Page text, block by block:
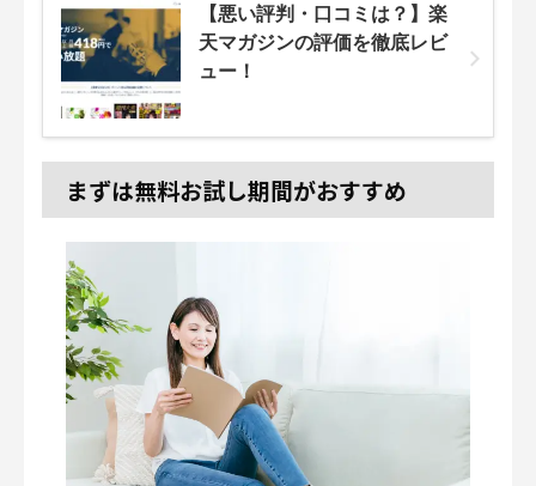
【悪い評判・口コミは？】楽
天マガジンの評価を徹底レビ
ュー！
まずは無料お試し期間がおすすめ